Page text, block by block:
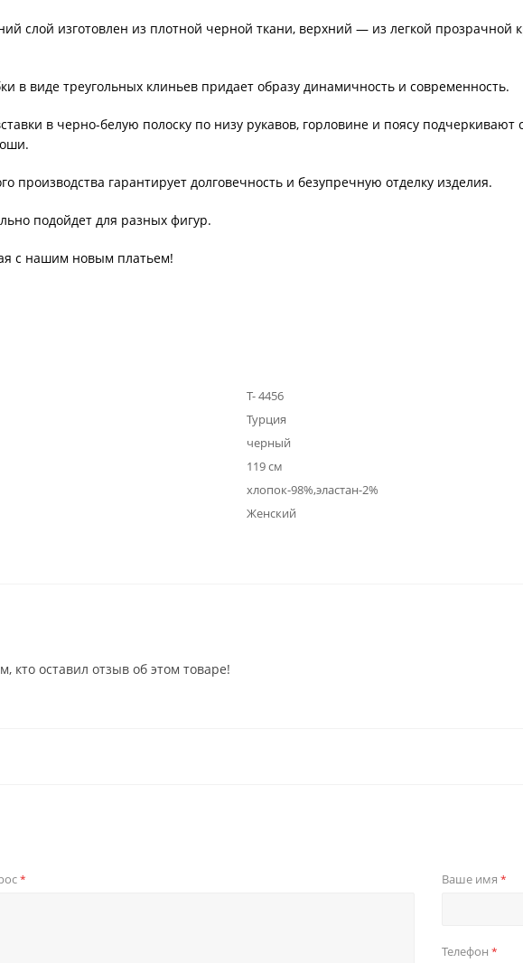
изготовлен из плотной черной ткани, верхний — из легкой прозрачной
треугольных клиньев придает образу динамичность и современность.
в черно-белую полоску по низу рукавов, горловине и поясу
гарантирует долговечность и безупречную отделку изделия.
подойдет для разных фигур.
с нашим новым платьем!
Т- 4456
Турция
черный
119 см
хлопок-98%,эластан-2%
Женский
кто оставил отзыв об этом товаре!
* Ваше имя*
Телефон*